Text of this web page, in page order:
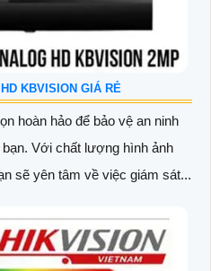
KBVISION GIÁ RẺ
hoàn hảo để bảo vệ an ninh
Với chất lượng hình ảnh
sẽ yên tâm về việc giám sát...